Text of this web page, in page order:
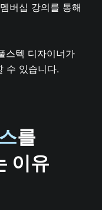
버십 강의를 통해
스텍 디자이너가
수 있습니다.
를
이유